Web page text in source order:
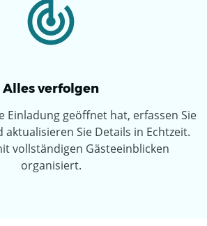
Alles verfolgen
Einladung geöffnet hat, erfassen Sie
aktualisieren Sie Details in Echtzeit.
vollständigen Gästeeinblicken
organisiert.